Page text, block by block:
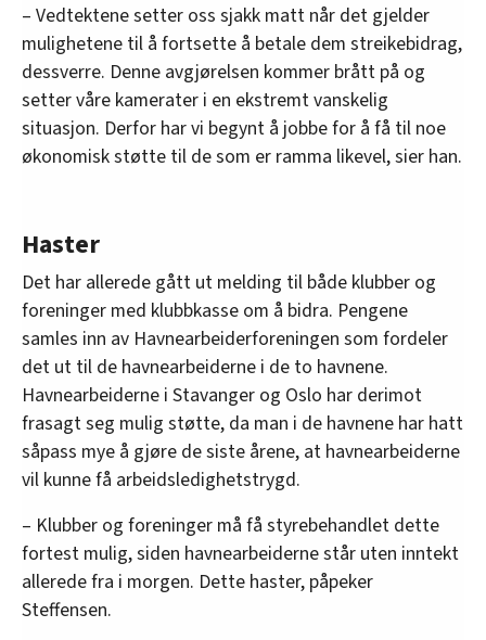
– Vedtektene setter oss sjakk matt når det gjelder
mulighetene til å fortsette å betale dem streikebidrag,
dessverre. Denne avgjørelsen kommer brått på og
setter våre kamerater i en ekstremt vanskelig
situasjon. Derfor har vi begynt å jobbe for å få til noe
økonomisk støtte til de som er ramma likevel, sier han.
Haster
Det har allerede gått ut melding til både klubber og
foreninger med klubbkasse om å bidra. Pengene
samles inn av Havnearbeiderforeningen som fordeler
det ut til de havnearbeiderne i de to havnene.
Havnearbeiderne i Stavanger og Oslo har derimot
frasagt seg mulig støtte, da man i de havnene har hatt
såpass mye å gjøre de siste årene, at havnearbeiderne
vil kunne få arbeidsledighetstrygd.
– Klubber og foreninger må få styrebehandlet dette
fortest mulig, siden havnearbeiderne står uten inntekt
allerede fra i morgen. Dette haster, påpeker
Steffensen.